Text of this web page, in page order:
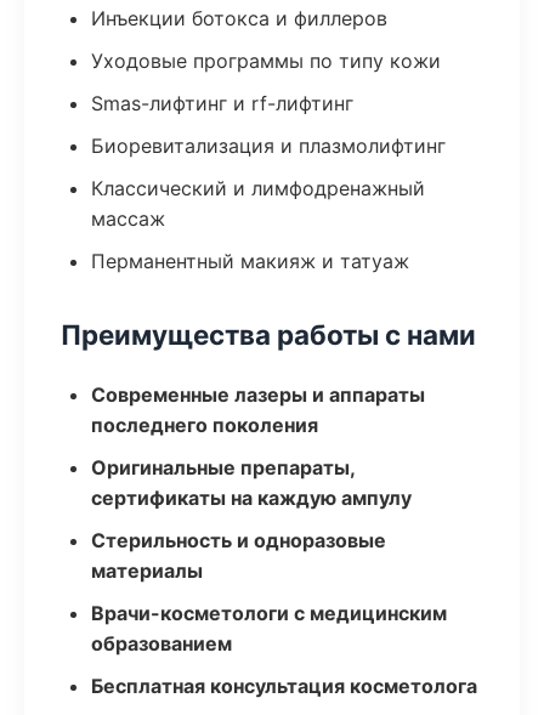
Инъекции ботокса и филлеров
Уходовые программы по типу кожи
Smas-лифтинг и rf-лифтинг
Биоревитализация и плазмолифтинг
Классический и лимфодренажный
массаж
Перманентный макияж и татуаж
Преимущества работы с нами
Современные лазеры и аппараты
последнего поколения
Оригинальные препараты,
сертификаты на каждую ампулу
Стерильность и одноразовые
материалы
Врачи-косметологи с медицинским
образованием
Бесплатная консультация косметолога